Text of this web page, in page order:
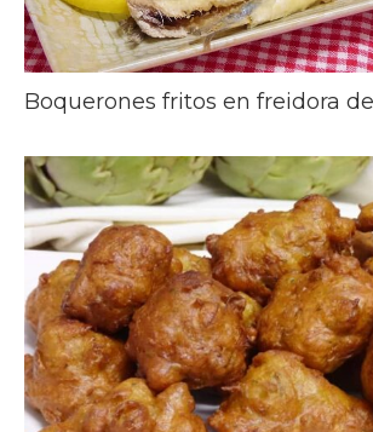
Boquerones fritos en freidora